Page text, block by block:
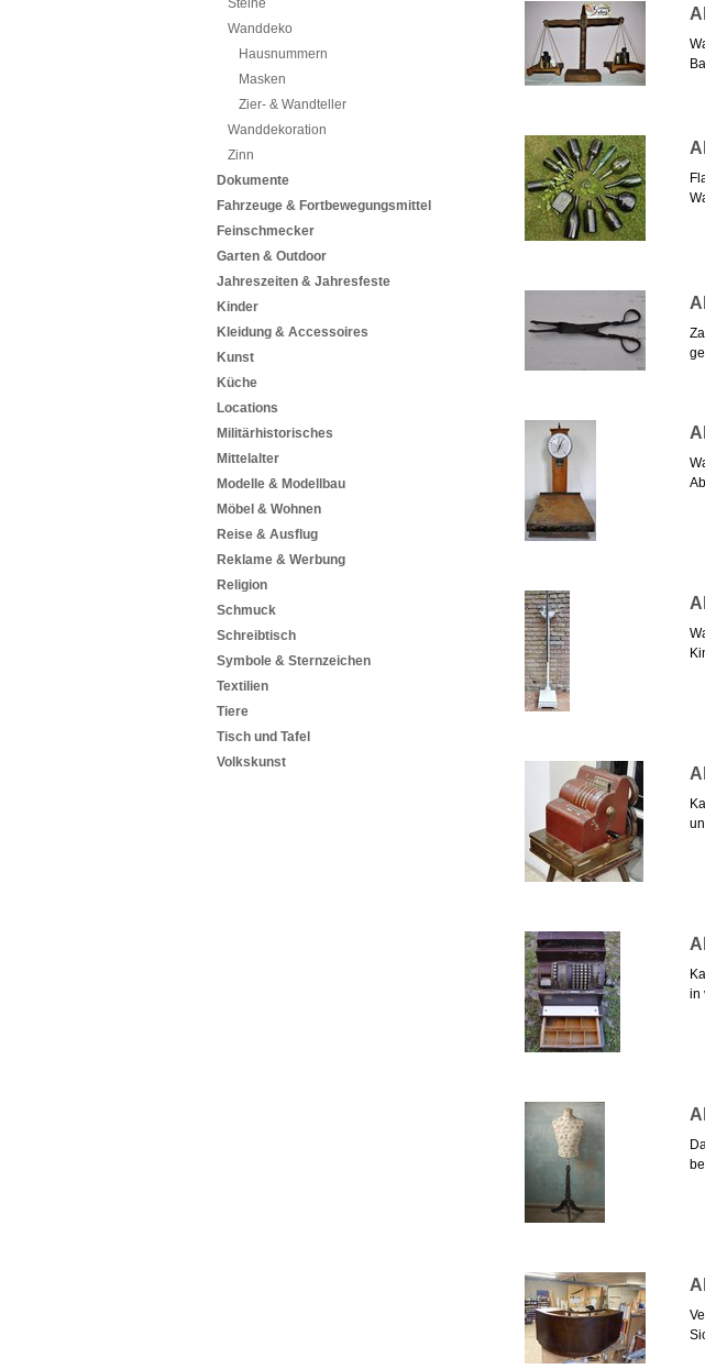
Steine
Wanddeko
Hausnummern
Masken
Zier- & Wandteller
Wanddekoration
Zinn
Dokumente
Fahrzeuge & Fortbewegungsmittel
Feinschmecker
Garten & Outdoor
Jahreszeiten & Jahresfeste
Kinder
Kleidung & Accessoires
Kunst
Küche
Locations
Militärhistorisches
Mittelalter
Modelle & Modellbau
Möbel & Wohnen
Reise & Ausflug
Reklame & Werbung
Religion
Schmuck
Schreibtisch
Symbole & Sternzeichen
Textilien
Tiere
Tisch und Tafel
Volkskunst
in